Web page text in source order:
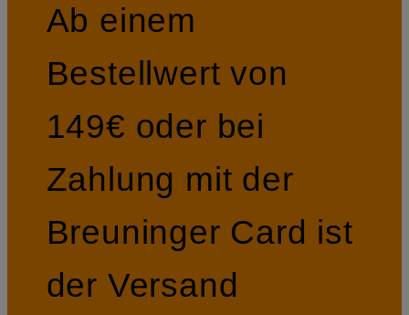
Ab einem
Bestellwert von
149€ oder bei
Zahlung mit der
Breuninger Card ist
der Versand